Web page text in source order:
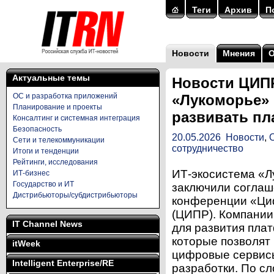
Теги Архив
Новости Мнения
Актуальные темы
ОС и разработка приложений
Планирование и проекты
Консалтинг и системная интеграция
Безопасность
Сети и телекоммуникации
Итоги и тенденции
Рейтинги, исследования
ИТ-бизнес
Государство и ИТ
Дистрибьюторы/субдистрибьюторы
IT Channel News
itWeek
Intelligent Enterprise/RE
Новости
«Лукоморье»
развивать
20.05.2026 Новости,
сотрудничество
ИТ-экосистема
заключили
конференции
(ЦИПР). Компании
для развития
которые
цифровые
разработки. По